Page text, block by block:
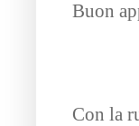
Buon
Con la